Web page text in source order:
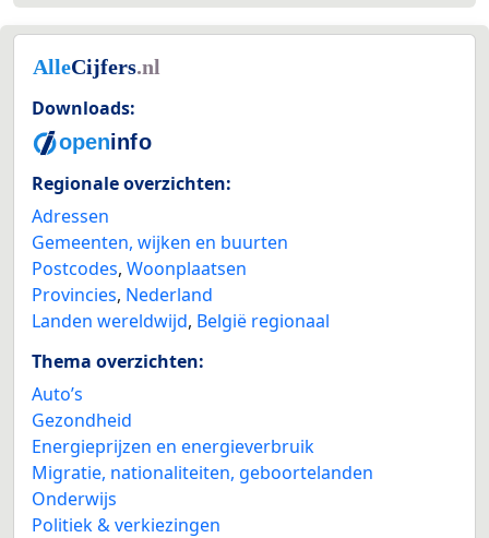
Downloads:
Regionale overzichten:
Adressen
Gemeenten, wijken en buurten
Postcodes, Woonplaatsen
Provincies, Nederland
Landen wereldwijd, België regionaal
Thema overzichten:
Auto’s
Gezondheid
Energieprijzen en energieverbruik
Migratie, nationaliteiten, geboortelanden
Onderwijs
Politiek & verkiezingen